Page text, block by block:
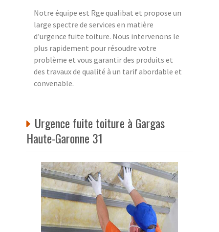
Notre équipe est Rge qualibat et propose un
large spectre de services en matière
d’urgence fuite toiture. Nous intervenons le
plus rapidement pour résoudre votre
problème et vous garantir des produits et
des travaux de qualité à un tarif abordable et
convenable.
Urgence fuite toiture à Gargas
Haute-Garonne 31